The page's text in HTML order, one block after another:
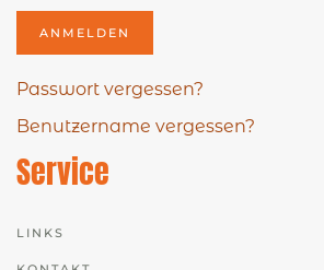
ANMELDEN
Passwort vergessen?
Benutzername vergessen?
Service
LINKS